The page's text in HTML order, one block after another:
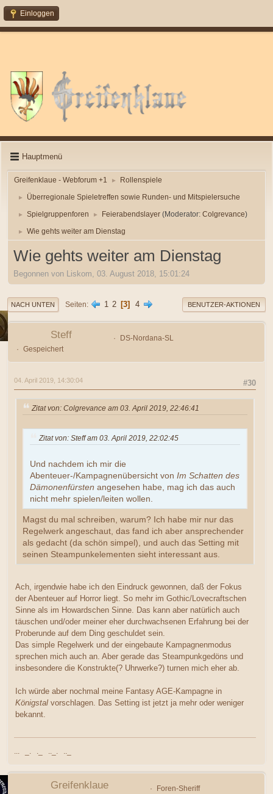
Einloggen
Hauptmenü
Greifenklaue - Webforum +1 ► Rollenspiele
► Überregionale Spieletreffen sowie Runden- und Mitspielersuche
► Spielgruppenforen ► Feierabendslayer (Moderator: Colgrevance)
► Wie gehts weiter am Dienstag
Wie gehts weiter am Dienstag
Begonnen von Liskom, 03. August 2018, 15:01:24
NACH UNTEN Seiten 1 2 3 4 BENUTZER-AKTIONEN
Steff
DS-Nordana-SL
Gespeichert
#30
04. April 2019, 14:30:04
Zitat von: Colgrevance am 03. April 2019, 22:46:41
Zitat von: Steff am 03. April 2019, 22:02:45
Und nachdem ich mir die
Abenteuer-/Kampagnenübersicht von Im Schatten des
Dämonenfürsten angesehen habe, mag ich das auch
nicht mehr spielen/leiten wollen.
Magst du mal schreiben, warum? Ich habe mir nur das
Regelwerk angeschaut, das fand ich aber ansprechender
als gedacht (da schön simpel), und auch das Setting mit
seinen Steampunkelementen sieht interessant aus.
Ach, irgendwie habe ich den Eindruck gewonnen, daß der Fokus
der Abenteuer auf Horror liegt. So mehr im Gothic/Lovecraftschen
Sinne als im Howardschen Sinne. Das kann aber natürlich auch
täuschen und/oder meiner eher durchwachsenen Erfahrung bei der
Proberunde auf dem Ding geschuldet sein.
Das simple Regelwerk und der eingebaute Kampagnenmodus
sprechen mich auch an. Aber gerade das Steampunkgedöns und
insbesondere die Konstrukte(? Uhrwerke?) turnen mich eher ab.
Ich würde aber nochmal meine Fantasy AGE-Kampagne in
Königstal vorschlagen. Das Setting ist jetzt ja mehr oder weniger
bekannt.
... _. ._ .._. .._
Greifenklaue
Foren-Sheriff